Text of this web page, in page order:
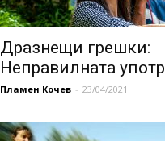
Дразнещи грешки:
Неправилната
Пламен Кочев - 23/04/2021